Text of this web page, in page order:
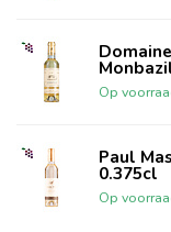
Op
Paul
0.375cl
Op